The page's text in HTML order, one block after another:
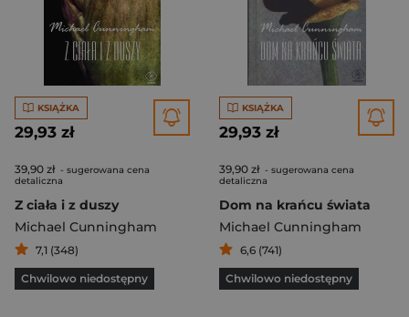
KSIĄŻKA
29,93 zł
39,90 zł - sugerowana cena
detaliczna
Z ciała i z duszy
Michael Cunningham
7,1 (348)
Chwilowo niedostępny
KSIĄŻKA
29,93 zł
39,90 zł - sugerowana cena
detaliczna
Dom na krańcu świata
Michael Cunningham
6,6 (741)
Chwilowo niedostępny